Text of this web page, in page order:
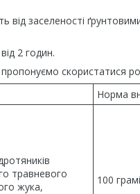
від заселеності
2 годин.
пропонуємо скористатися
Норма
травневого
жука,
100